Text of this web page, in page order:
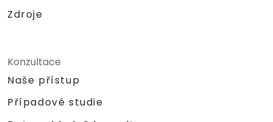
Zdroje
Konzultace
Naše přístup
Případové studie